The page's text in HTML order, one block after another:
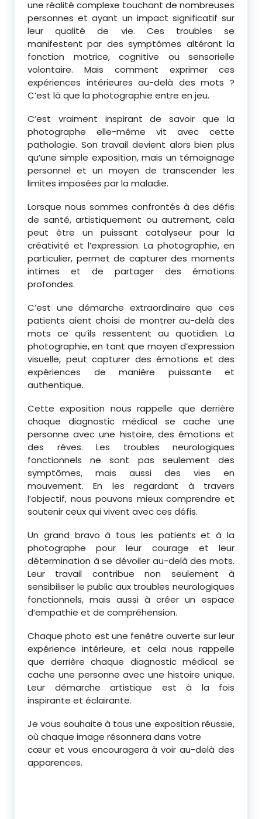
une réalité complexe touchant de nombreuses
personnes et ayant un impact significatif sur
leur qualité de vie. Ces troubles se
manifestent par des symptômes altérant la
fonction motrice, cognitive ou sensorielle
volontaire. Mais comment exprimer ces
expériences intérieures au-delà des mots ?
C’est là que la photographie entre en jeu.
C’est vraiment inspirant de savoir que la
photographe elle-même vit avec cette
pathologie. Son travail devient alors bien plus
qu’une simple exposition, mais un témoignage
personnel et un moyen de transcender les
limites imposées par la maladie.
Lorsque nous sommes confrontés à des défis
de santé, artistiquement ou autrement, cela
peut être un puissant catalyseur pour la
créativité et l’expression. La photographie, en
particulier, permet de capturer des moments
intimes et de partager des émotions
profondes.
C’est une démarche extraordinaire que ces
patients aient choisi de montrer au-delà des
mots ce qu’ils ressentent au quotidien. La
photographie, en tant que moyen d’expression
visuelle, peut capturer des émotions et des
expériences de manière puissante et
authentique.
Cette exposition nous rappelle que derrière
chaque diagnostic médical se cache une
personne avec une histoire, des émotions et
des rêves. Les troubles neurologiques
fonctionnels ne sont pas seulement des
symptômes, mais aussi des vies en
mouvement. En les regardant à travers
l’objectif, nous pouvons mieux comprendre et
soutenir ceux qui vivent avec ces défis.
Un grand bravo à tous les patients et à la
photographe pour leur courage et leur
détermination à se dévoiler au-delà des mots.
Leur travail contribue non seulement à
sensibiliser le public aux troubles neurologiques
fonctionnels, mais aussi à créer un espace
d’empathie et de compréhension.
Chaque photo est une fenêtre ouverte sur leur
expérience intérieure, et cela nous rappelle
que derrière chaque diagnostic médical se
cache une personne avec une histoire unique.
Leur démarche artistique est à la fois
inspirante et éclairante.
Je vous souhaite à tous une exposition réussie,
où chaque image résonnera dans votre
cœur et vous encouragera à voir au-delà des
apparences.